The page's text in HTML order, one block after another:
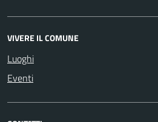
VIVERE IL COMUNE
Luoghi
Eventi